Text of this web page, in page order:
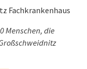
Fachkrankenhaus
Menschen, die